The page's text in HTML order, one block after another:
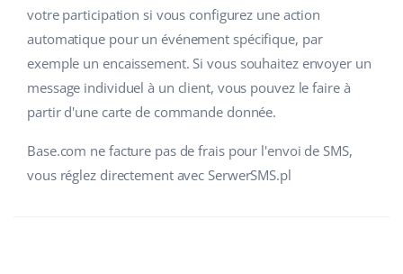
polski
português (BR)
română
votre participation si vous configurez une action
automatique pour un événement spécifique, par
exemple un encaissement. Si vous souhaitez envoyer un
message individuel à un client, vous pouvez le faire à
partir d'une carte de commande donnée.
Base.com ne facture pas de frais pour l'envoi de SMS,
vous réglez directement avec SerwerSMS.pl